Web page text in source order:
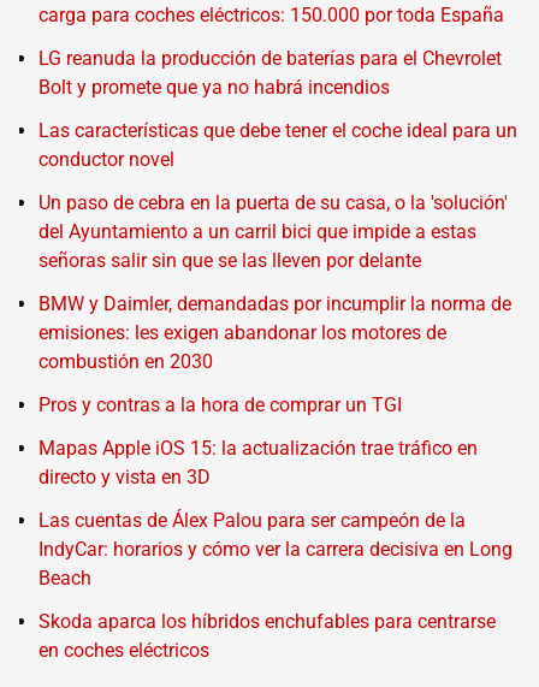
carga para coches eléctricos: 150.000 por toda España
LG reanuda la producción de baterías para el Chevrolet
Bolt y promete que ya no habrá incendios
Las características que debe tener el coche ideal para un
conductor novel
Un paso de cebra en la puerta de su casa, o la 'solución'
del Ayuntamiento a un carril bici que impide a estas
señoras salir sin que se las lleven por delante
BMW y Daimler, demandadas por incumplir la norma de
emisiones: les exigen abandonar los motores de
combustión en 2030
Pros y contras a la hora de comprar un TGI
Mapas Apple iOS 15: la actualización trae tráfico en
directo y vista en 3D
Las cuentas de Álex Palou para ser campeón de la
IndyCar: horarios y cómo ver la carrera decisiva en Long
Beach
Skoda aparca los híbridos enchufables para centrarse
en coches eléctricos